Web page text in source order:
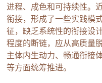
进程、成色和可持续性。
衔接，形成了一些实践模
征，缺乏系统性的衔接设
程度的断链，应从高质量
主体内生动力、畅通衔接
等方面统筹推进。